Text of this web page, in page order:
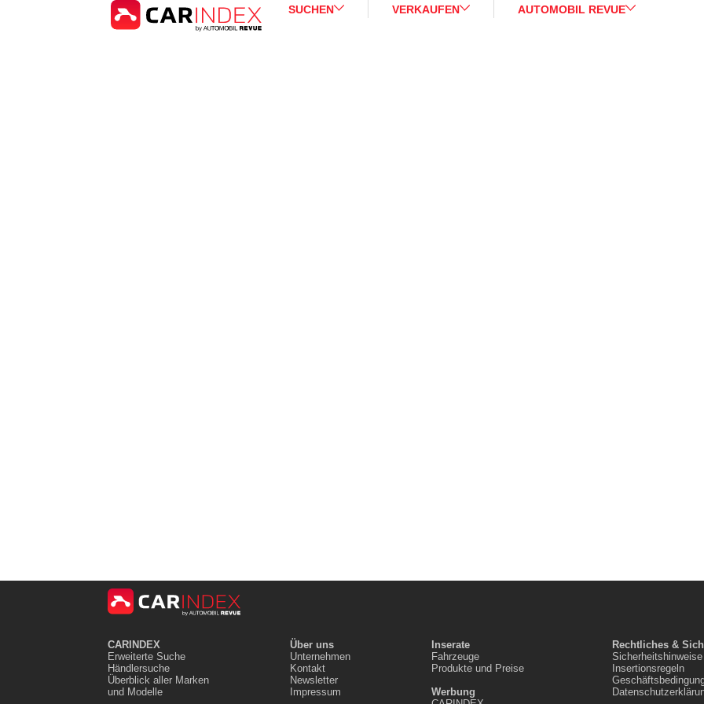
SUCHEN VERKAUFEN AUTOMOBIL REVUE
CARINDEX
Erweiterte Suche
Händlersuche
Überblick aller Marken
und Modelle
Über uns
Unternehmen
Kontakt
Newsletter
Impressum
Inserate
Fahrzeuge
Produkte und Preise
Werbung
Rechtliches &
Sicherheitshinweise
Insertionsregeln